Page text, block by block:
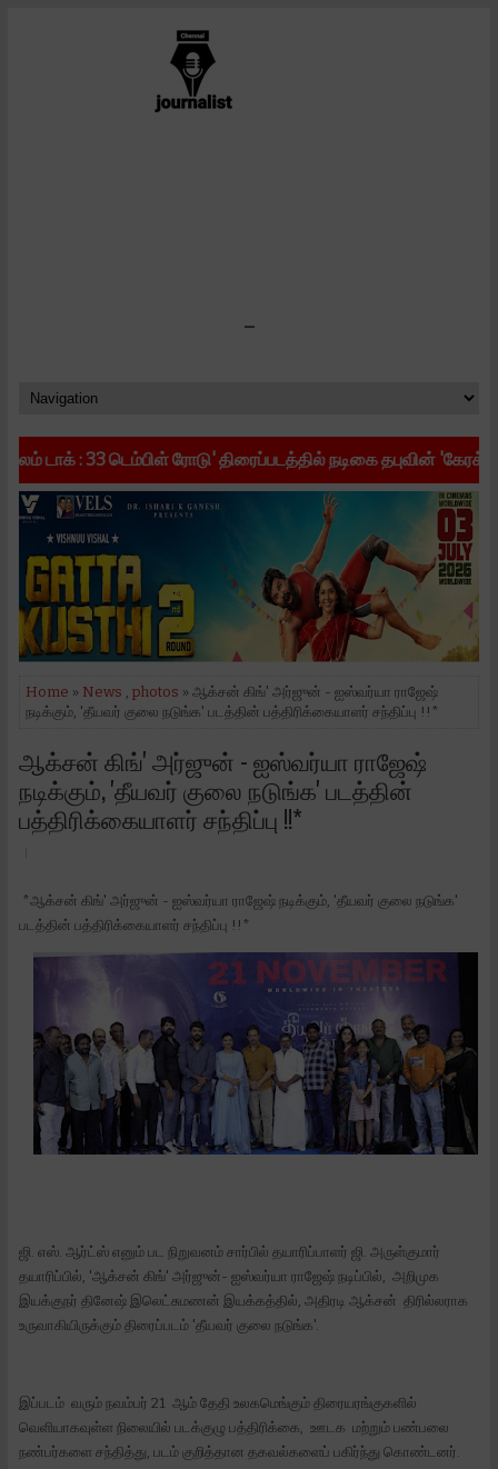
-
ரோடு' திரைப்படத்தில் நடிகை தபுவின் 'கேரக்டர் கிளிம்ப்ஸ்’
Home » News photos » ஆக்சன் கிங்' அர்ஜுன் - ஐஸ்வர்யா ராஜேஷ்
நடிக்கும், 'தீயவர் குலை நடுங்க' படத்தின் பத்திரிக்கையாளர் சந்திப்பு !!*
ஆக்சன் கிங்' அர்ஜுன் - ஐஸ்வர்யா ராஜேஷ்
நடிக்கும், 'தீயவர் குலை நடுங்க' படத்தின்
பத்திரிக்கையாளர் சந்திப்பு !!*
*ஆக்சன் கிங்' அர்ஜுன் - ஐஸ்வர்யா ராஜேஷ் நடிக்கும், 'தீயவர் குலை நடுங்க'
படத்தின் பத்திரிக்கையாளர் சந்திப்பு !!*
ஜி. எஸ். ஆர்ட்ஸ் எனும் பட நிறுவனம் சார்பில் தயாரிப்பாளர் ஜி. அருள்குமார்
தயாரிப்பில், 'ஆக்சன் கிங்' அர்ஜுன்- ஐஸ்வர்யா ராஜேஷ் நடிப்பில், அறிமுக
இயக்குநர் தினேஷ் இலெட்சுமணன் இயக்கத்தில், அதிரடி ஆக்சன் திரில்லராக
உருவாகியிருக்கும் திரைப்படம் 'தீயவர் குலை நடுங்க'.
இப்படம் வரும் நவம்பர் 21 ஆம் தேதி உலகமெங்கும் திரையரங்குகளில்
வெளியாகவுள்ள நிலையில் படக்குழு பத்திரிக்கை, ஊடக மற்றும் பண்பலை
நண்பர்களை சந்தித்து, படம் குறித்தான தகவல்களைப் பகிர்ந்து கொண்டனர்.